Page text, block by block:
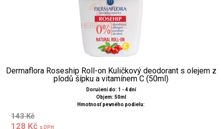
Dermaflora Roseship Roll-on Kuličkový deodorant s olejem z
plodů šípku a vitamínem C (50ml)
Doručení do: 1 - 4 dní
Objem: 50ml
Hmotnosť pevného podielu:
143 Kč
128 Kč s DPH